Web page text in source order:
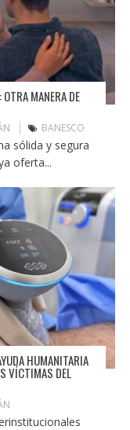
MANERA DE
BANESCO
sólida y segura
oferta...
HUMANITARIA
VÍCTIMAS DEL